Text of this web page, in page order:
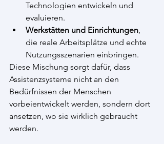
Technologien entwickeln und
evaluieren.
Werkstätten und Einrichtungen,
die reale Arbeitsplätze und echte
Nutzungsszenarien einbringen.
Diese Mischung sorgt dafür, dass
Assistenzsysteme nicht an den
Bedürfnissen der Menschen
vorbeientwickelt werden, sondern dort
ansetzen, wo sie wirklich gebraucht
werden.